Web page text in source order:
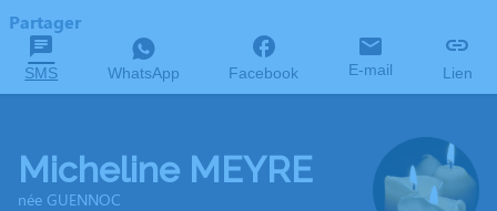
Partager
SMS WhatsApp Facebook E-mail Lien
Micheline MEYRE
née GUENNOC